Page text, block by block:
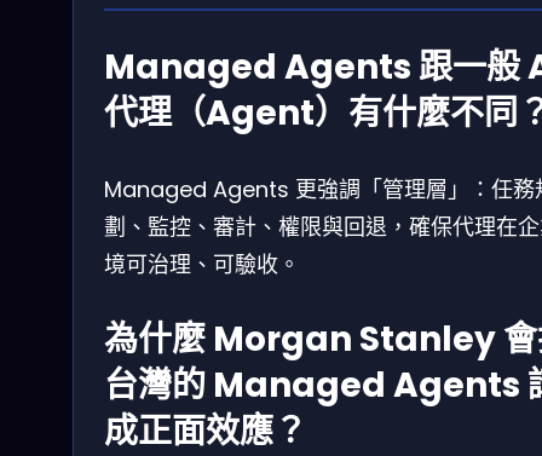
Managed Agents 跟一般
代理（Agent）有什麼不同
Managed Agents 更強調「管理層」：任務
劃、監控、審計、權限與回退，確保代理在
境可治理、可驗收。
為什麼 Morgan Stanley
台灣的 Managed Agents
成正面效應？